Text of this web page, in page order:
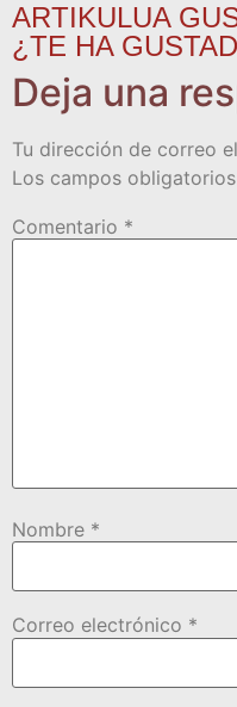
ARTIKULUA
¿TE HA
Deja una
Tu dirección de correo
Los campos
Comentario *
Nombre *
Correo electrónico *